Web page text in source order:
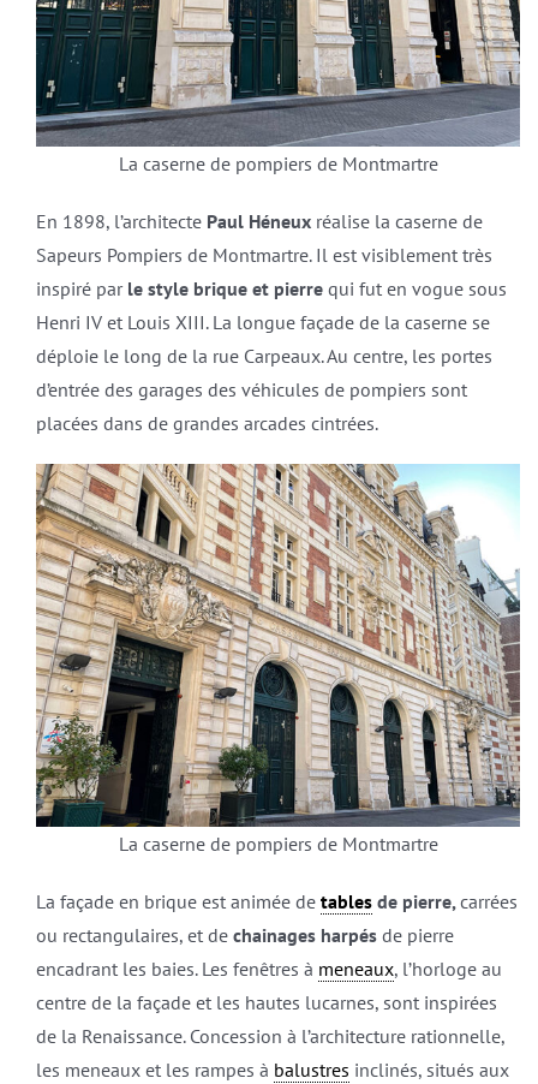
La caserne de pompiers de Montmartre
En 1898, l’architecte Paul Héneuxréalise la caserne de
Sapeurs Pompiers de Montmartre. Il est visiblement très
inspiré par le style brique et pierre qui fut en vogue sous
Henri IV et Louis XIII. La longue façade de la caserne se
déploie le long de la rue Carpeaux. Au centre, les portes
d’entrée des garages des véhicules de pompiers sont
placées dans de grandes arcades cintrées.
La caserne de pompiers de Montmartre
La façade en brique est animée de tablesde pierre,carrées
ou rectangulaires, et de chainages harpésde pierre
encadrant les baies. Les fenêtres à meneaux, l’horloge au
centre de la façade et les hautes lucarnes, sont inspirées
de la Renaissance. Concession à l’architecture rationnelle,
les meneaux et les rampes à balustres inclinés, situés aux